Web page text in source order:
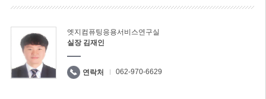
엣지컴퓨팅응용서비스연구실
실장 김재인
연락처 062-970-6629